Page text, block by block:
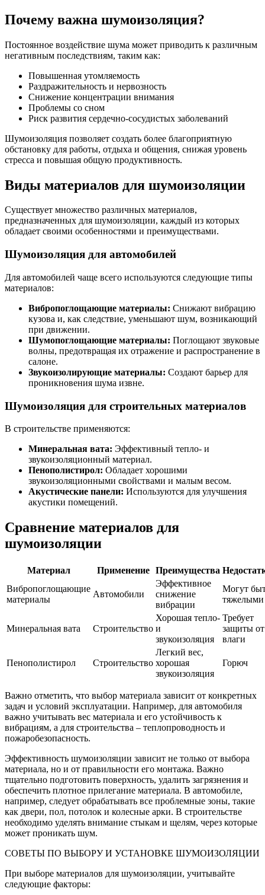
Почему важна шумоизоляция?
Постоянное воздействие шума может приводить к различным
негативным последствиям, таким как:
Повышенная утомляемость
Раздражительность и нервозность
Снижение концентрации внимания
Проблемы со сном
Риск развития сердечно-сосудистых заболеваний
Шумоизоляция позволяет создать более благоприятную
обстановку для работы, отдыха и общения, снижая уровень
стресса и повышая общую продуктивность.
Виды материалов для шумоизоляции
Существует множество различных материалов,
предназначенных для шумоизоляции, каждый из которых
обладает своими особенностями и преимуществами.
Шумоизоляция для автомобилей
Для автомобилей чаще всего используются следующие типы
материалов:
Вибропоглощающие материалы: Снижают вибрацию
кузова и, как следствие, уменьшают шум, возникающий
при движении.
Шумопоглощающие материалы: Поглощают звуковые
волны, предотвращая их отражение и распространение в
салоне.
Звукоизолирующие материалы: Создают барьер для
проникновения шума извне.
Шумоизоляция для строительных материалов
В строительстве применяются:
Минеральная вата: Эффективный тепло- и
звукоизоляционный материал.
Пенополистирол: Обладает хорошими
звукоизоляционными свойствами и малым весом.
Акустические панели: Используются для улучшения
акустики помещений.
Сравнение материалов для
шумоизоляции
Материал Применение Преимущества
Вибропоглощающие
материалы
Автомобили
Эффективное
снижение
вибрации
Могут
тяжелыми
Минеральная вата Строительство
Хорошая тепло-
и
звукоизоляция
Требует
защиты от
влаги
Пенополистирол Строительство
Легкий вес,
хорошая
звукоизоляция
Горюч
Важно отметить, что выбор материала зависит от конкретных
задач и условий эксплуатации. Например, для автомобиля
важно учитывать вес материала и его устойчивость к
вибрациям, а для строительства – теплопроводность и
пожаробезопасность.
Эффективность шумоизоляции зависит не только от выбора
материала, но и от правильности его монтажа. Важно
тщательно подготовить поверхность, удалить загрязнения и
обеспечить плотное прилегание материала. В автомобиле,
например, следует обрабатывать все проблемные зоны, такие
как двери, пол, потолок и колесные арки. В строительстве
необходимо уделять внимание стыкам и щелям, через которые
может проникать шум.
СОВЕТЫ ПО ВЫБОРУ И УСТАНОВКЕ ШУМОИЗОЛЯЦИИ
При выборе материалов для шумоизоляции, учитывайте
следующие факторы: